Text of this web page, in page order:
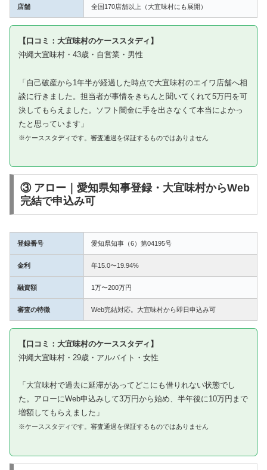
店舗 全国170店舗以上（大宜味村にも展開）
【口コミ：大宜味村のケーススタディ】
沖縄大宜味村・43歳・自営業・男性
「自己破産から1年半が経過した時点で大宜味村のエイワ店舗へ相
談に行きました。担当者が事情をきちんと聞いてくれて5万円を可
決してもらえました。ソフト闇金に手を出さなくて本当によかっ
たと思っています」
※ケーススタディです。審査通過を保証するものではありません
③ アロー｜愛知県知事登録・大宜味村からWeb
完結で申込み可
登録番号 愛知県知事（6）第04195号
金利 年15.0〜19.94%
融資額 1万〜200万円
審査の特徴 Web完結対応。大宜味村から即日申込み可
【口コミ：大宜味村のケーススタディ】
沖縄大宜味村・29歳・アルバイト・女性
「大宜味村で過去に延滞があってどこにも借りれない状態でし
た。アローにWeb申込みして3万円から始め、半年後に10万円まで
増額してもらえました」
※ケーススタディです。審査通過を保証するものではありません